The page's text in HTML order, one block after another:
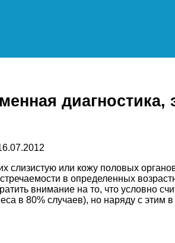
диагностика,
слизистую или кожу половых
в определенных
внимание на то, что условно
в 80% случаев), но наряду с этим